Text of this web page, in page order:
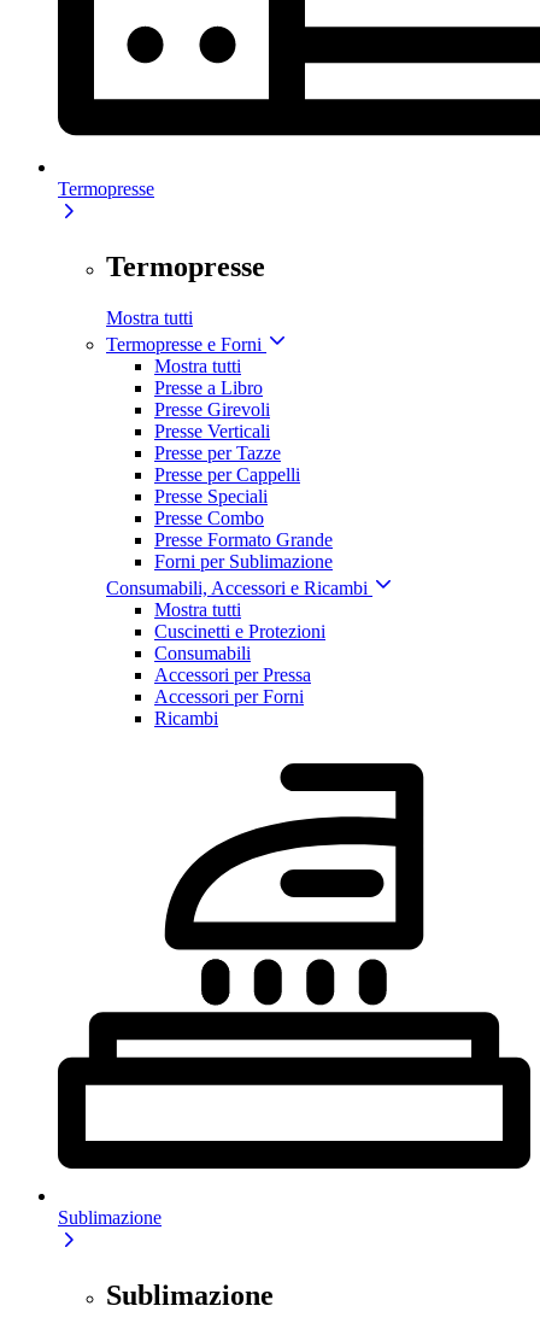
Termopresse
Termopresse
Mostra tutti
Termopresse e Forni
Mostra tutti
Presse a Libro
Presse Girevoli
Presse Verticali
Presse per Tazze
Presse per Cappelli
Presse Speciali
Presse Combo
Presse Formato Grande
Forni per Sublimazione
Consumabili, Accessori e Ricambi
Mostra tutti
Cuscinetti e Protezioni
Consumabili
Accessori per Pressa
Accessori per Forni
Ricambi
Sublimazione
Sublimazione